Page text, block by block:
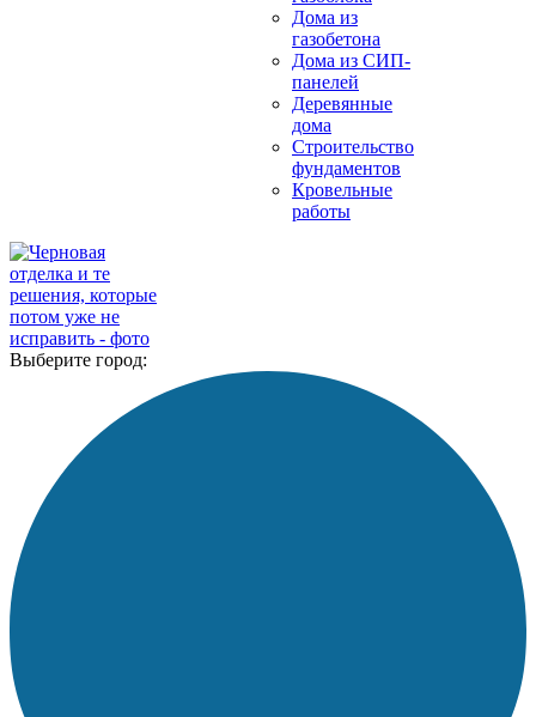
Дома из
газобетона
Дома из СИП-
панелей
Деревянные
дома
Строительство
фундаментов
Кровельные
работы
Выберите город: